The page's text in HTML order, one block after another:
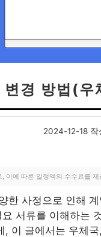
변경 방법(
2024-12-18 작
이에 따른 일정액의 수수료를 제
한 사정으로 인해
서류를 이해하는
, 이 글에서는 우체